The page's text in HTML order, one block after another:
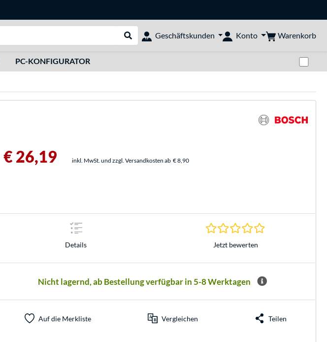
Suche durchführen
Geschäftskunden Konto Warenkorb
PC-KONFIGURATOR
€ 26,19 inkl. MwSt. und zzgl. Versandkosten ab € 8,90
Details
0.0 Sterne bei 0
Jetzt bewerten
Nicht lagernd, ab Bestellung verfügbar in 5-8 Werktagen
Auf die Merkliste Vergleichen Teilen